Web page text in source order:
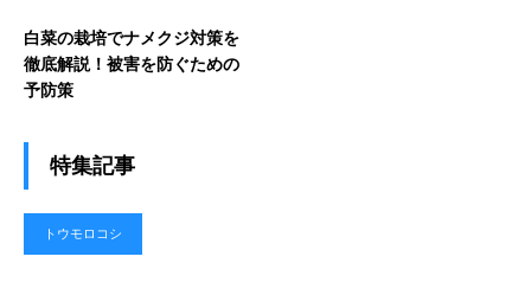
白菜の栽培でナメクジ対策を
徹底解説！被害を防ぐための
予防策
特集記事
トウモロコシ